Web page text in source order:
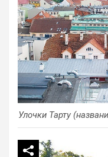
Улочки Тарту